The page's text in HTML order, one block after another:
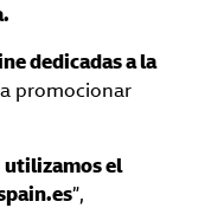
dedicadas a la
promocionar
utilizamos el
”,